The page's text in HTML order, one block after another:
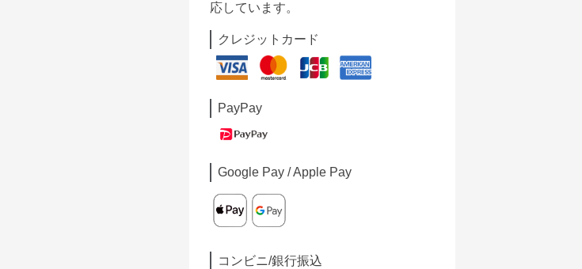
応しています。
クレジットカード
PayPay
Google Pay / Apple Pay
コンビニ/銀行振込